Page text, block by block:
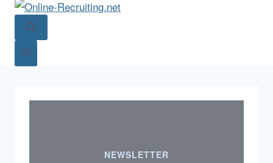
NEWSLETTER